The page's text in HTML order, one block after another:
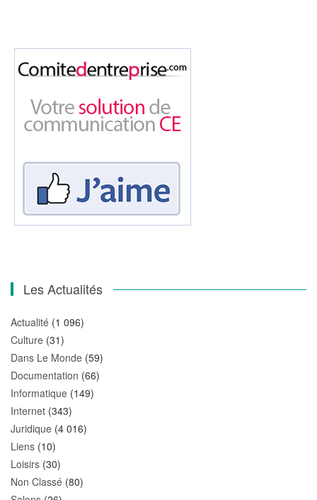
Les Actualités
Actualité (1 096)
Culture (31)
Dans Le Monde (59)
Documentation (66)
Informatique (149)
Internet (343)
Juridique (4 016)
Liens (10)
Loisirs (30)
Non Classé (80)